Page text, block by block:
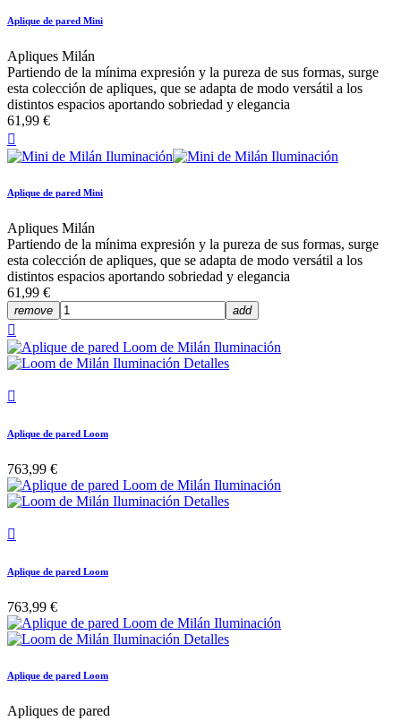
Aplique de pared Mini
Apliques Milán
Partiendo de la mínima expresión y la pureza de sus formas, surge
esta colección de apliques, que se adapta de modo versátil a los
distintos espacios aportando sobriedad y elegancia
61,99 €

Aplique de pared Mini
Apliques Milán
Partiendo de la mínima expresión y la pureza de sus formas, surge
esta colección de apliques, que se adapta de modo versátil a los
distintos espacios aportando sobriedad y elegancia
61,99 €
remove add


Aplique de pared Loom
763,99 €

Aplique de pared Loom
763,99 €
Aplique de pared Loom
Apliques de pared